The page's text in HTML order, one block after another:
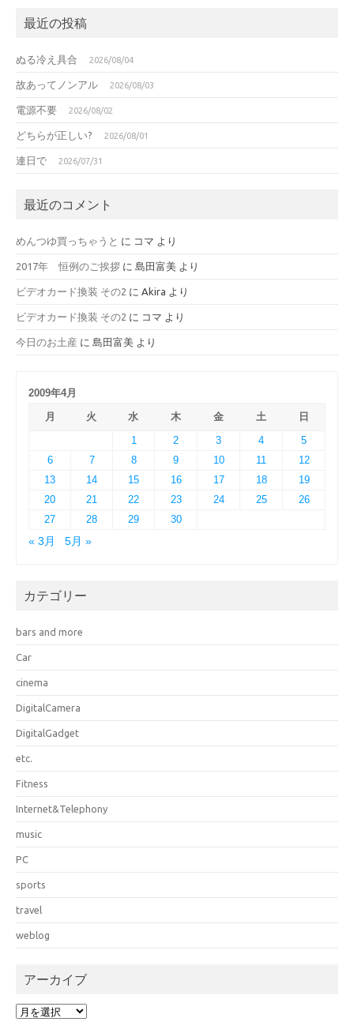
最近の投稿
ぬる冷え具合 2026/08/04
故あってノンアル 2026/08/03
電源不要 2026/08/02
どちらが正しい? 2026/08/01
連日で 2026/07/31
最近のコメント
めんつゆ買っちゃうと に コマ より
2017年 恒例のご挨拶 に 島田富美 より
ビデオカード換装 その2 に Akira より
ビデオカード換装 その2 に コマ より
今日のお土産 に 島田富美 より
2009年4月
月
火 水 木 金 土
日
1
2 3 4
5
6
7 8 9 10 11
12
13
14 15 16 17 18
19
20
21 22 23 24 25
26
27
28 29
30
« 3月
5月 »
カテゴリー
bars and more
Car
cinema
DigitalCamera
DigitalGadget
etc.
Fitness
Internet&Telephony
music
PC
sports
travel
weblog
アーカイブ
ア